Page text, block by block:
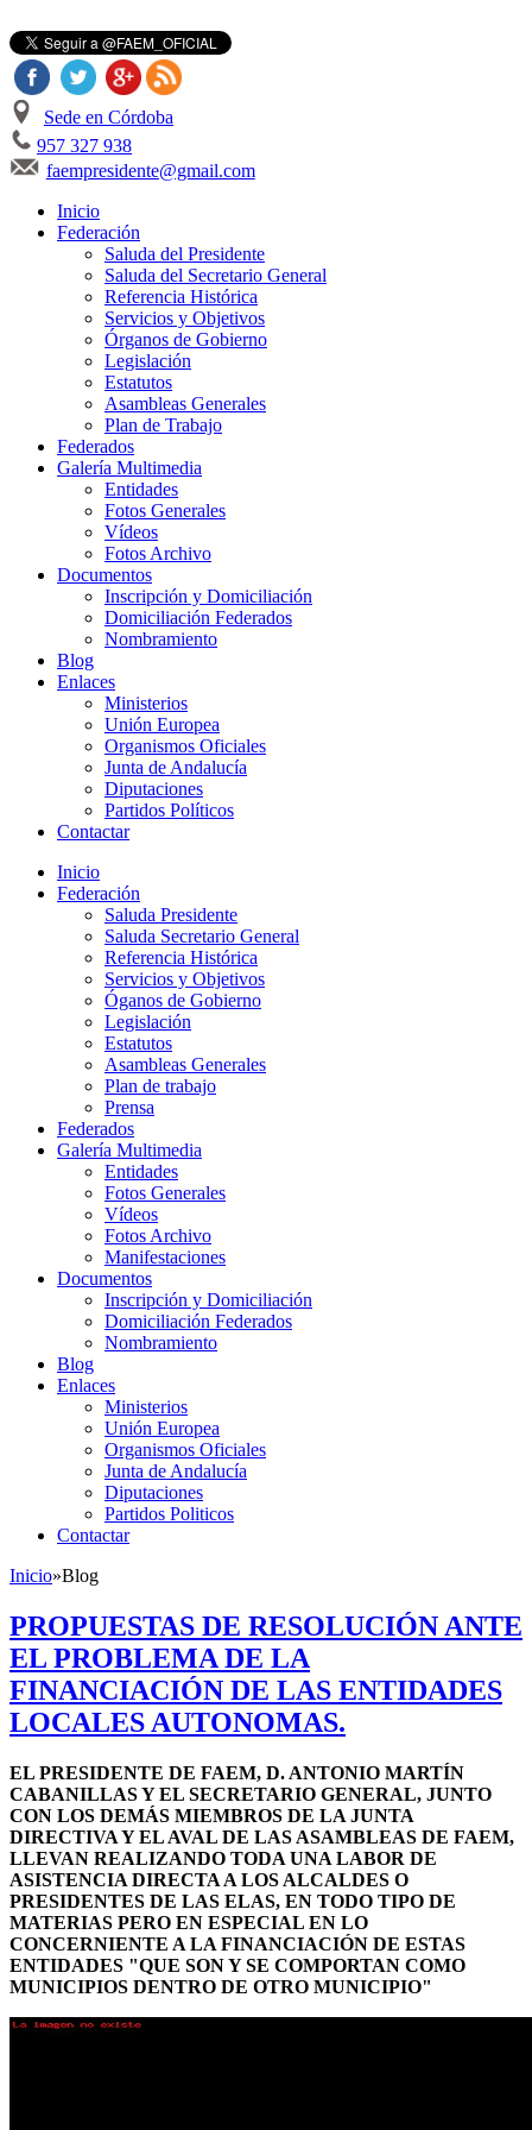
Sede en Córdoba
957 327 938
faempresidente@gmail.com
Inicio
Federación
Saluda del Presidente
Saluda del Secretario General
Referencia Histórica
Servicios y Objetivos
Órganos de Gobierno
Legislación
Estatutos
Asambleas Generales
Plan de Trabajo
Federados
Galería Multimedia
Entidades
Fotos Generales
Vídeos
Fotos Archivo
Documentos
Inscripción y Domiciliación
Domiciliación Federados
Nombramiento
Blog
Enlaces
Ministerios
Unión Europea
Organismos Oficiales
Junta de Andalucía
Diputaciones
Partidos Políticos
Contactar
Inicio
Federación
Saluda Presidente
Saluda Secretario General
Referencia Histórica
Servicios y Objetivos
Óganos de Gobierno
Legislación
Estatutos
Asambleas Generales
Plan de trabajo
Prensa
Federados
Galería Multimedia
Entidades
Fotos Generales
Vídeos
Fotos Archivo
Manifestaciones
Documentos
Inscripción y Domiciliación
Domiciliación Federados
Nombramiento
Blog
Enlaces
Ministerios
Unión Europea
Organismos Oficiales
Junta de Andalucía
Diputaciones
Partidos Politicos
Contactar
Inicio»Blog
PROPUESTAS DE RESOLUCIÓN ANTE
EL PROBLEMA DE LA
FINANCIACIÓN DE LAS ENTIDADES
LOCALES AUTONOMAS.
EL PRESIDENTE DE FAEM, D. ANTONIO MARTÍN
CABANILLAS Y EL SECRETARIO GENERAL, JUNTO
CON LOS DEMÁS MIEMBROS DE LA JUNTA
DIRECTIVA Y EL AVAL DE LAS ASAMBLEAS DE FAEM,
LLEVAN REALIZANDO TODA UNA LABOR DE
ASISTENCIA DIRECTA A LOS ALCALDES O
PRESIDENTES DE LAS ELAS, EN TODO TIPO DE
MATERIAS PERO EN ESPECIAL EN LO
CONCERNIENTE A LA FINANCIACIÓN DE ESTAS
ENTIDADES "QUE SON Y SE COMPORTAN COMO
MUNICIPIOS DENTRO DE OTRO MUNICIPIO"